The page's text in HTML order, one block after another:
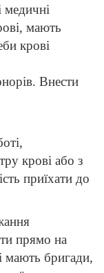
медичні
мають
крові
Внести
крові або з
приїхати до
прямо на
мають бригади,